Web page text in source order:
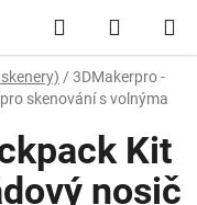
Hledat
KOŠÍK
/ 3DMakerpro -
skenování s volnýma
Kit
nosič